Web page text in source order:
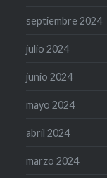
septiembre 2024
julio 2024
junio 2024
mayo 2024
abril 2024
marzo 2024